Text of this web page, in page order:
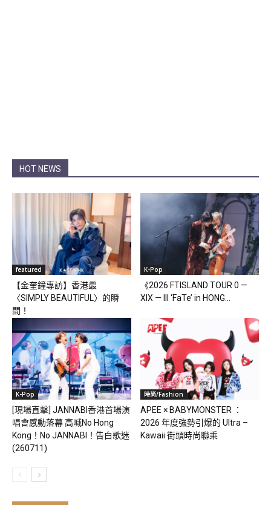
HOT NEWS
featured
【金奎鐘專訪】香港最
〈SIMPLY BEAUTIFUL〉的瞬
間！
K-Pop
《2026 FTISLAND TOUR 0 —
XIX — III ‘FaTe’ in HONG...
K-Pop
[現場直擊] JANNABI香港首場演
唱會感動落幕 高喊No Hong
Kong！No JANNABI！告白歌迷
(260711)
時尚/Fashion
APEE × BABYMONSTER ：
2026 年度強勢引爆的 Ultra –
Kawaii 街頭時尚聯乘